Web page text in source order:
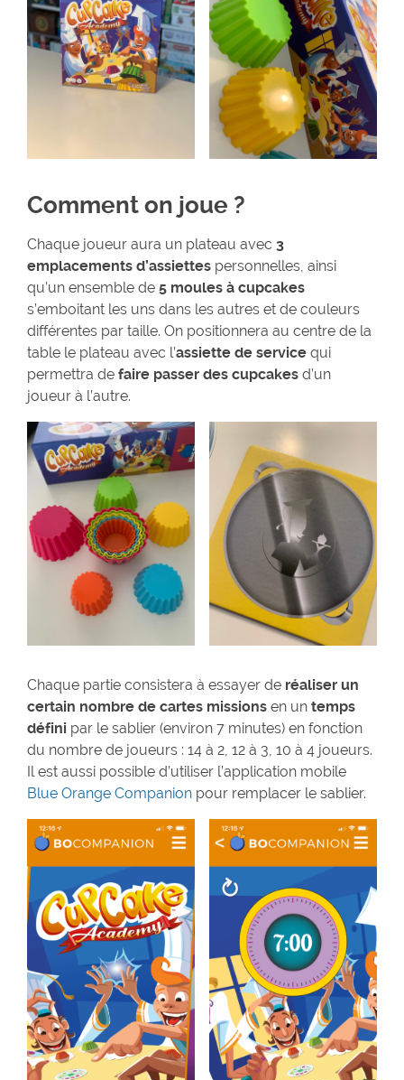
Comment on joue ?
Chaque joueur aura un plateau avec 3
emplacements d’assiettes personnelles, ainsi
qu’un ensemble de 5 moules à cupcakes
s’emboitant les uns dans les autres et de couleurs
différentes par taille. On positionnera au centre de la
table le plateau avec l’assiette de service qui
permettra de faire passer des cupcakes d’un
joueur à l’autre.
Chaque partie consistera à essayer de réaliser un
certain nombre de cartes missions en un temps
défini par le sablier (environ 7 minutes) en fonction
du nombre de joueurs : 14 à 2, 12 à 3, 10 à 4 joueurs.
Il est aussi possible d’utiliser l’application mobile
Blue Orange Companion pour remplacer le sablier.